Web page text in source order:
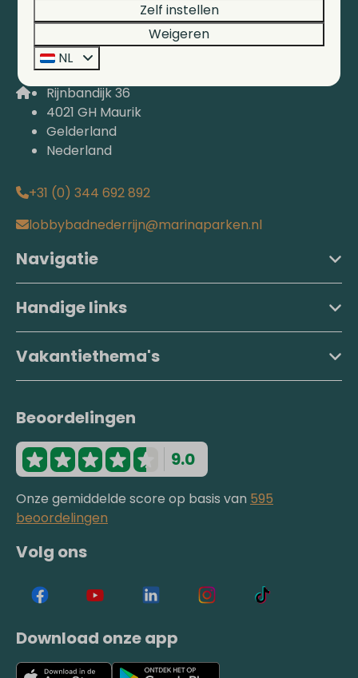
Rijnbandijk 36
4021 GH Maurik
Gelderland
Nederland
+31 (0) 344 692 892
lobbybadnederrijn@marinaparken.nl
Navigatie
Handige links
Vakantiethema's
Beoordelingen
9.0
Onze gemiddelde score op basis van 595
beoordelingen
Volg ons
Download onze app
Zelf instellen
Weigeren
NL